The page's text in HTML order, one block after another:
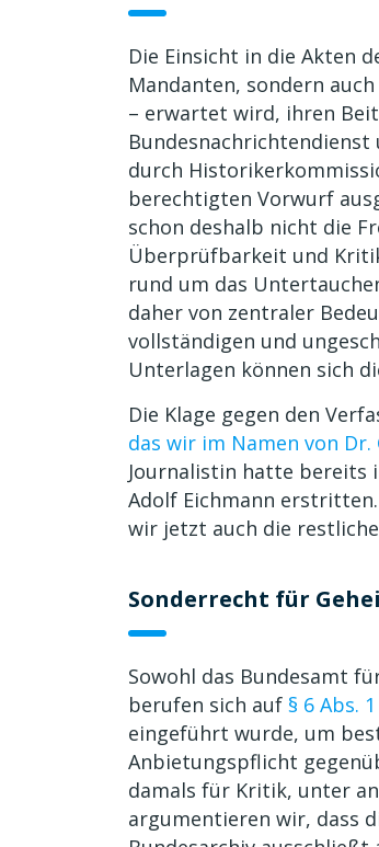
Die Einsicht in die Akten
Mandanten, sondern
– erwartet wird, ihren
Bundesnachrichtendienst
durch
berechtigten Vorwurf
schon deshalb nicht die
Überprüfbarkeit und
rund um das
daher von zentraler
vollständigen und
Unterlagen können sich
Die Klage gegen den
das wir im Namen von
Journalistin hatte bereits
Adolf Eichmann
wir jetzt auch die
Sonderrecht für
Sowohl das Bundesamt
berufen sich auf § 6 Abs.
eingeführt wurde, um
Anbietungspflicht
damals für Kritik, unter
argumentieren wir, dass